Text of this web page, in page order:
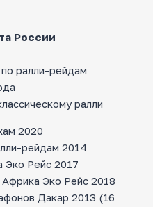
России
ралли-рейдам
ралли
2020
рейдам 2014
Эко Рейс 2017
Эко Рейс 2018
Дакар 2013 (16